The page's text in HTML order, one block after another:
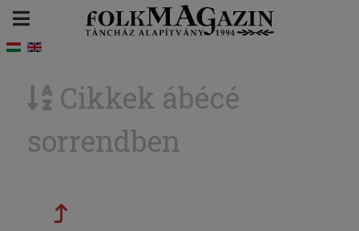
Cikkek ábécé
sorrendben